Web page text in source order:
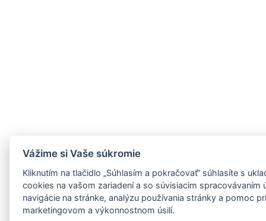
Vážime si Vaše súkromie
Kliknutím na tlačidlo „Súhlasím a pokračovať“ súhlasíte s
cookies na vašom zariadení a so súvisiacim spracovávaním
navigácie na stránke, analýzu používania stránky a pomoc
marketingovom a výkonnostnom úsilí.